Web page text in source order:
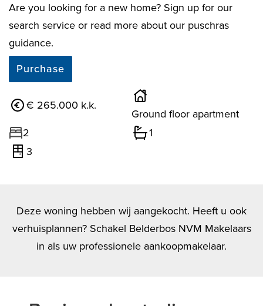
Are you looking for a new home? Sign up for our
search service or read more about our puschras
guidance.
Purchase
€ 265.000 k.k.
Ground floor apartment
2
1
3
Deze woning hebben wij aangekocht. Heeft u ook
verhuisplannen? Schakel Belderbos NVM Makelaars
in als uw professionele aankoopmakelaar.